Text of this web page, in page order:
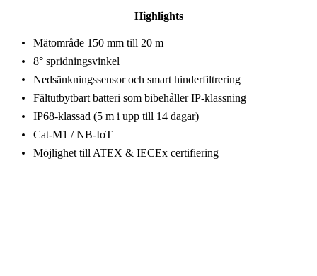
Highlights
Mätområde 150 mm till 20 m
8° spridningsvinkel
Nedsänkningssensor och smart hinderfiltrering
Fältutbytbart batteri som bibehåller IP-klassning
IP68-klassad (5 m i upp till 14 dagar)
Cat-M1 / NB-IoT
Möjlighet till ATEX & IECEx certifiering